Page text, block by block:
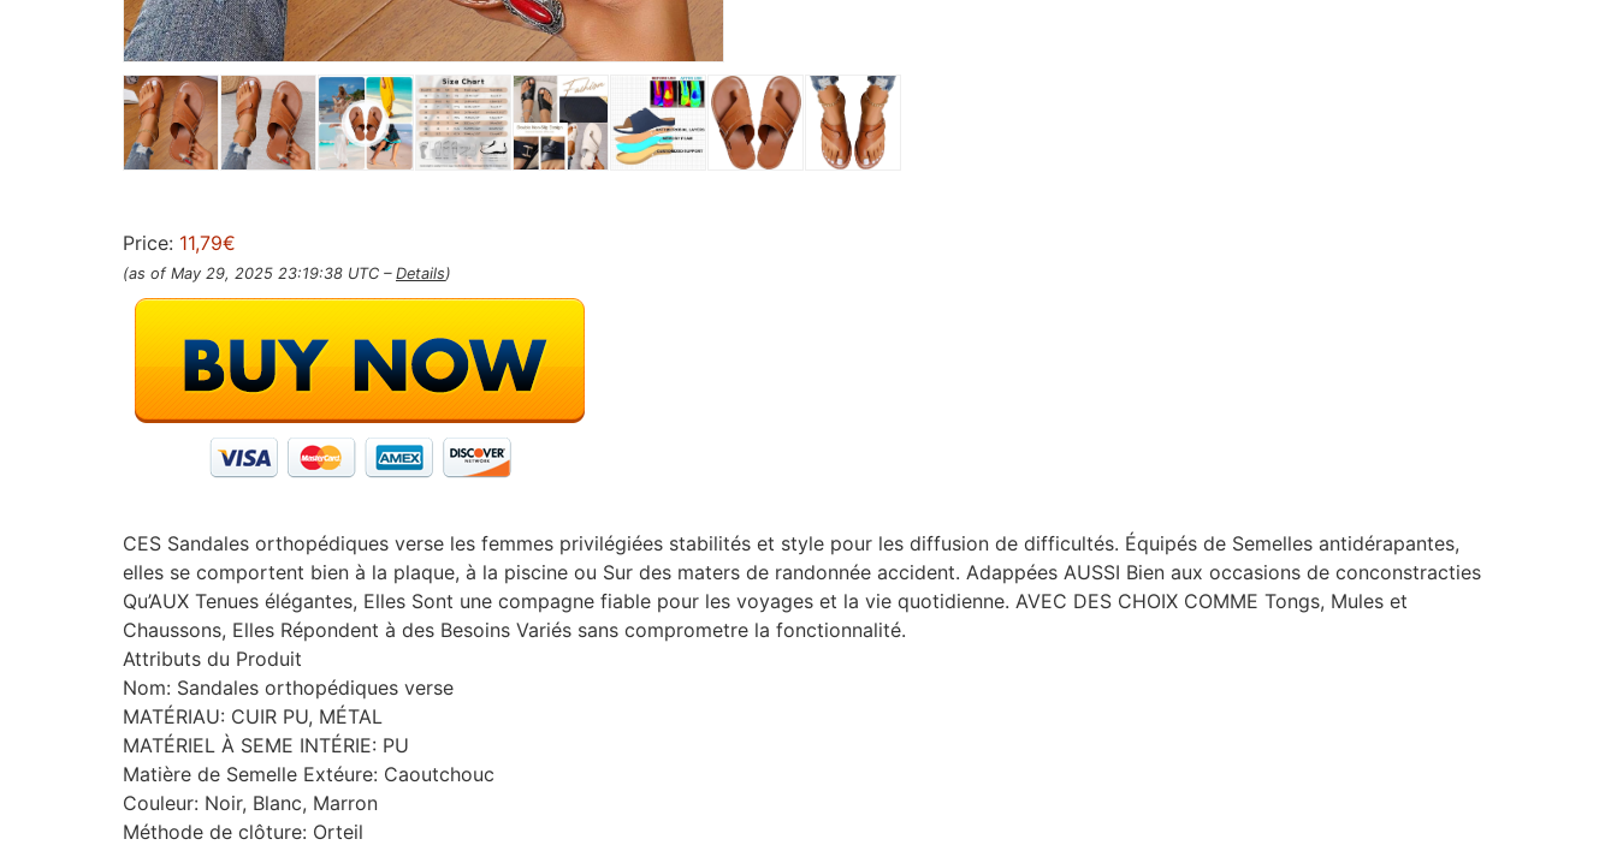
Price: 11,79€
(as of May 29, 2025 23:19:38 UTC – Details)
CES Sandales orthopédiques verse les femmes privilégiées stabilités et style pour les diffusion de difficultés. Équipés de Semelles antidérapantes,
elles se comportent bien à la plaque, à la piscine ou Sur des maters de randonnée accident. Adappées AUSSI Bien aux occasions de conconstracties
Qu’AUX Tenues élégantes, Elles Sont une compagne fiable pour les voyages et la vie quotidienne. AVEC DES CHOIX COMME Tongs, Mules et
Chaussons, Elles Répondent à des Besoins Variés sans comprometre la fonctionnalité.
Attributs du Produit
Nom: Sandales orthopédiques verse
MATÉRIAU: CUIR PU, MÉTAL
MATÉRIEL À SEME INTÉRIE: PU
Matière de Semelle Extéure: Caoutchouc
Couleur: Noir, Blanc, Marron
Méthode de clôture: Orteil